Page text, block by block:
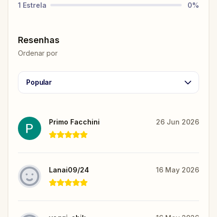
1 Estrela 0%
Resenhas
Ordenar por
Popular
Primo Facchini 26 Jun 2026
Lanai09/24 16 May 2026